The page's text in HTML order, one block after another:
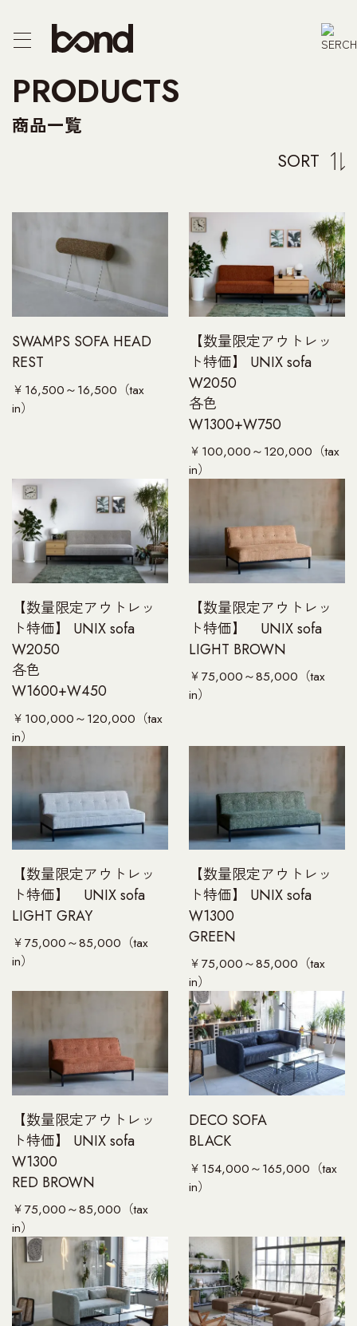
CHEST
PRODUCTS
商品一覧
SORT
SWAMPS SOFA HEAD
REST
￥16,500～16,500（tax
in）
【数量限定アウトレッ
ト特価】 UNIX sofa
W2050
各色
W1300+W750
￥100,000～120,000（tax
in）
【数量限定アウトレッ
ト特価】 UNIX sofa
W2050
各色
W1600+W450
￥100,000～120,000（tax
in）
【数量限定アウトレッ
ト特価】 UNIX sofa
LIGHT BROWN
￥75,000～85,000（tax
in）
【数量限定アウトレッ
ト特価】 UNIX sofa
LIGHT GRAY
￥75,000～85,000（tax
in）
【数量限定アウトレッ
ト特価】 UNIX sofa
W1300
GREEN
￥75,000～85,000（tax
in）
【数量限定アウトレッ
ト特価】 UNIX sofa
W1300
RED BROWN
￥75,000～85,000（tax
in）
DECO SOFA
BLACK
￥154,000～165,000（tax
in）